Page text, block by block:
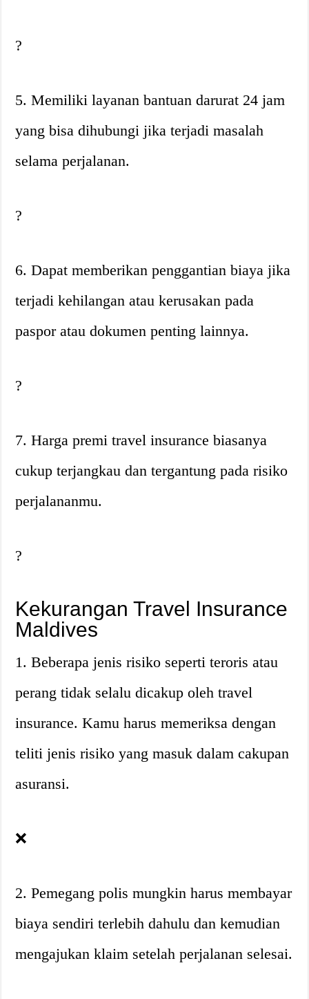
?
5. Memiliki layanan bantuan darurat 24 jam
yang bisa dihubungi jika terjadi masalah
selama perjalanan.
?
6. Dapat memberikan penggantian biaya jika
terjadi kehilangan atau kerusakan pada
paspor atau dokumen penting lainnya.
?
7. Harga premi travel insurance biasanya
cukup terjangkau dan tergantung pada risiko
perjalananmu.
?
Kekurangan Travel Insurance
Maldives
1. Beberapa jenis risiko seperti teroris atau
perang tidak selalu dicakup oleh travel
insurance. Kamu harus memeriksa dengan
teliti jenis risiko yang masuk dalam cakupan
asuransi.
❌
2. Pemegang polis mungkin harus membayar
biaya sendiri terlebih dahulu dan kemudian
mengajukan klaim setelah perjalanan selesai.